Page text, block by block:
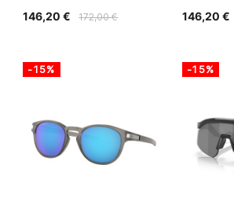
172,00 €
146,20 € 146,20 €
-15% -15%